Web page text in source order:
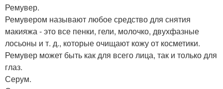
Ремувер.
Ремувером называют любое средство для снятия
макияжа - это все пенки, гели, молочко, двухфазные
лосьоны и т. д., которые очищают кожу от косметики.
Ремувер может быть как для всего лица, так и только для
глаз.
Серум.